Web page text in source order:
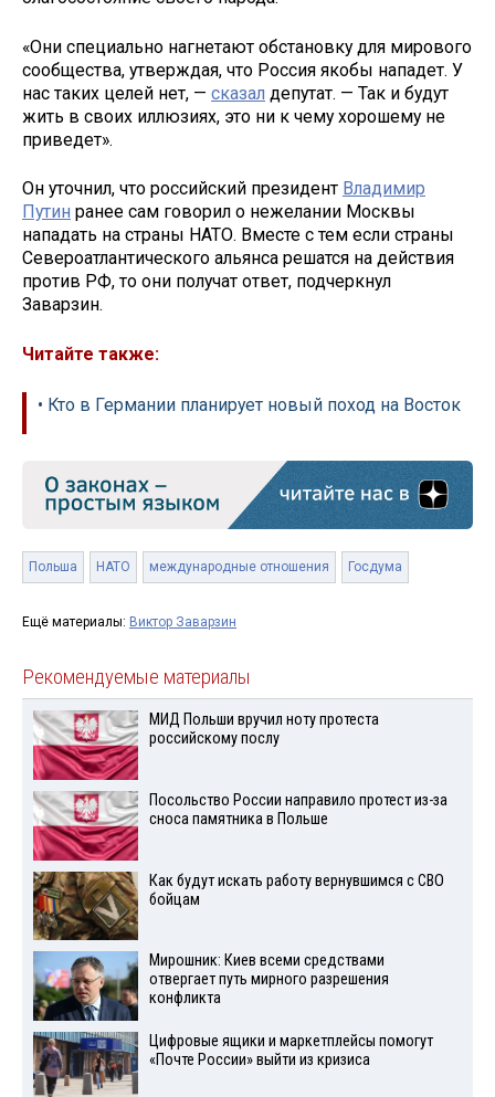
«Они специально нагнетают обстановку для мирового
сообщества, утверждая, что Россия якобы нападет. У
нас таких целей нет, — сказал депутат. — Так и будут
жить в своих иллюзиях, это ни к чему хорошему не
приведет».
Он уточнил, что российский президент Владимир
Путин ранее сам говорил о нежелании Москвы
нападать на страны НАТО. Вместе с тем если страны
Североатлантического альянса решатся на действия
против РФ, то они получат ответ, подчеркнул
Заварзин.
Читайте также:
• Кто в Германии планирует новый поход на Восток
Польша НАТО международные отношения Госдума
Ещё материалы: Виктор Заварзин
Рекомендуемые материалы
МИД Польши вручил ноту протеста
российскому послу
Посольство России направило протест из-за
сноса памятника в Польше
Как будут искать работу вернувшимся с СВО
бойцам
Мирошник: Киев всеми средствами
отвергает путь мирного разрешения
конфликта
Цифровые ящики и маркетплейсы помогут
«Почте России» выйти из кризиса